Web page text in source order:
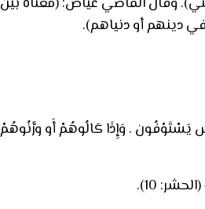
دينهم أو دنياهم).
يَسْتَوْفُون . وَإِذَا كَالُوهُمْ أَو وَّزَنُوهُمْ
10).